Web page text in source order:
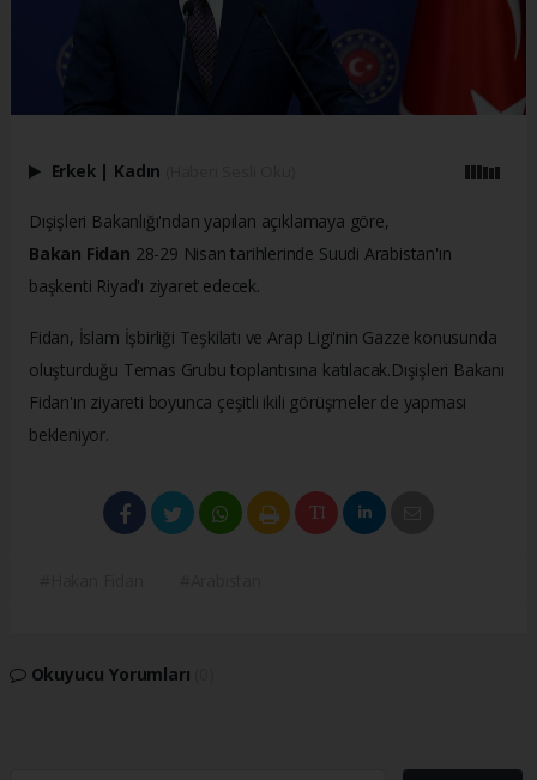
Erkek | Kadın
Dışişleri Bakanlığı'ndan yapılan açıklamaya göre,
Bakan Fidan 28-29 Nisan tarihlerinde Suudi Arabistan'ın
başkenti Riyad'ı ziyaret edecek.
Fidan, İslam İşbirliği Teşkilatı ve Arap Ligi'nin Gazze konusunda
oluşturduğu Temas Grubu toplantısına katılacak.Dışişleri Bakanı
Fidan'ın ziyareti boyunca çeşitli ikili görüşmeler de yapması
bekleniyor.
Okuyucu Yorumları